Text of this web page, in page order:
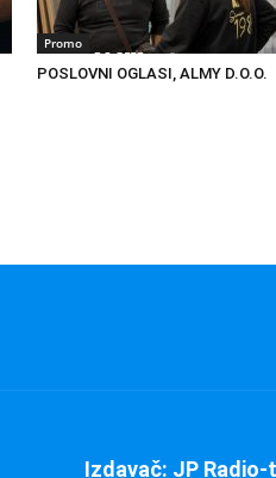
Promo
POSLOVNI OGLASI, ALMY D.O.O.
Izdavač: JP